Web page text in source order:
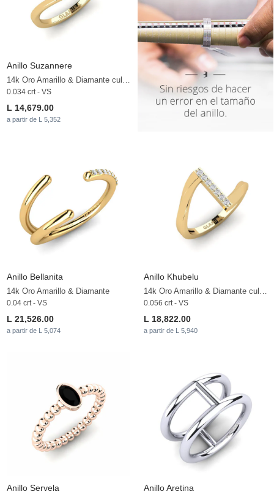
Anillo Suzannere
14k Oro Amarillo & Diamante cultivado en laboratorio
0.034 crt - VS
L 14,679.00
a partir de L 5,352
Anillo Bellanita
14k Oro Amarillo & Diamante
0.04 crt - VS
L 21,526.00
a partir de L 5,074
Anillo Khubelu
14k Oro Amarillo & Diamante cultivado en laboratorio
0.056 crt - VS
L 18,822.00
a partir de L 5,940
Anillo Servela Anillo Aretina